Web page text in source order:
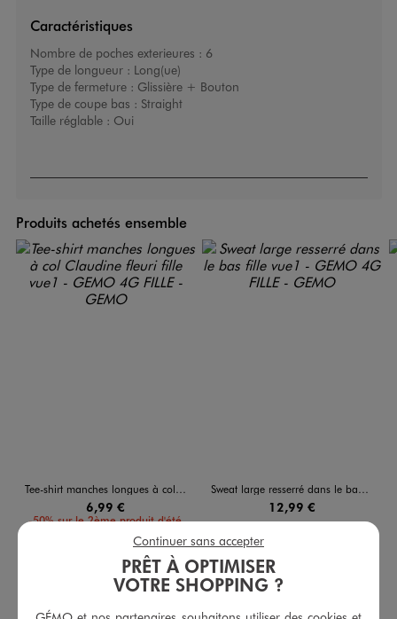
Caractéristiques
Nombre de poches exterieures : 6
Type de longueur : Long(ue)
Type de fermeture : Glissière + Bouton
Type de coupe bas : Straight
Taille réglable : Oui
Produits achetés ensemble
Tee-shirt manches longues à col Claudine fleuri fille
6,99 €
-50% sur le 2ème produit d'été
5/5 de moyenne
(4 avis)
Sweat large resserré dans le bas fille
12,99 €
PRÊT À OPTIMISER
VOTRE SHOPPING ?
Continuer sans accepter